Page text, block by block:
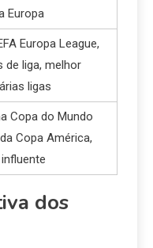
Europa
Europa League,
de liga, melhor
ligas
Copa do Mundo
Copa América,
dos